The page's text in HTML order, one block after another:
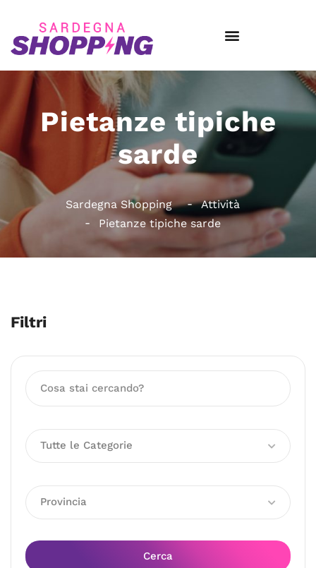
Pietanze tipiche
sarde
Sardegna Shopping
Attività
Pietanze tipiche sarde
Filtri
Tutte le Categorie
Provincia
Cerca